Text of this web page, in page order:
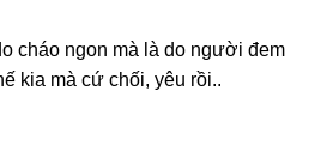
cháo ngon mà là do người đem
kia mà cứ chối, yêu rồi..